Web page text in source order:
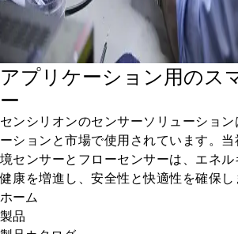
アプリケーション用のス
ー
センシリオンのセンサーソリューショ
ーションと市場で使用されています。
境センサーとフローセンサーは、エネル
健康を増進し、安全性と快適性を確保し
ホーム
製品